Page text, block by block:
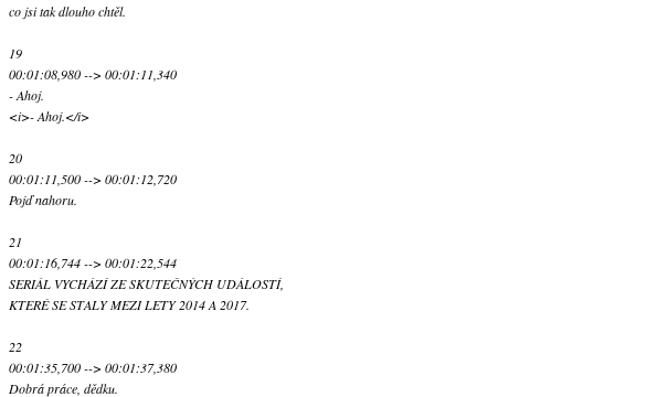
co jsi tak dlouho chtěl.
19
00:01:08,980 --> 00:01:11,340
- Ahoj.
<i>- Ahoj.</i>
20
00:01:11,500 --> 00:01:12,720
Pojď nahoru.
21
00:01:16,744 --> 00:01:22,544
SERIÁL VYCHÁZÍ ZE SKUTEČNÝCH UDÁLOSTÍ,
KTERÉ SE STALY MEZI LETY 2014 A 2017.
22
00:01:35,700 --> 00:01:37,380
Dobrá práce, dědku.